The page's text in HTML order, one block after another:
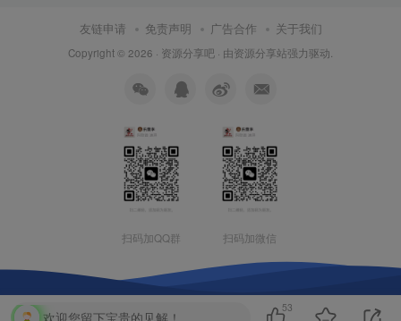
友链申请 免责声明 广告合作 关于我们
Copyright © 2026 · 资源分享吧 · 由资源分享站强力驱动.
扫码加QQ群 扫码加微信
欢迎您留下宝贵的见解！
53